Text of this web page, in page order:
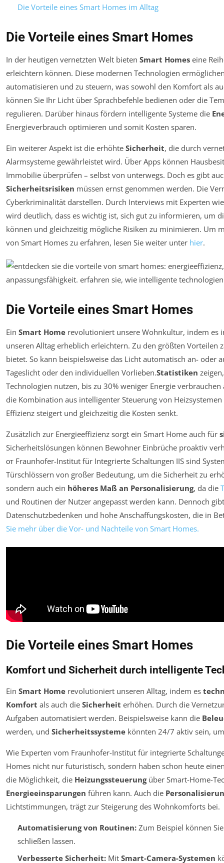
Die Vorteile eines Smart Homes im Alltag
Die Vorteile eines Smart Homes
In der heutigen vernetzten Welt bieten Smart Homes eine
erleichtern können. Diese modernen Technologien
automatisieren und zu steuern, was sowohl den Komfort als
können Sie Ihr Licht über Sprachbefehle bedienen oder die
regulieren. Darüber hinaus fördern intelligente Systeme die
Energieverbrauch optimieren und somit Kosten sparen.
Ein weiterer Aspekt ist die erhöhte Sicherheit, die durch
Alarmsysteme gewährleistet wird. Über Apps können
Immobilie überprüfen – selbst von unterwegs. Doch es gibt
Sicherheitsrisiken müssen ernst genommen werden. Die
Cyberkriminalität darstellen. Durch Interviews mit Experten
wird deutlich, dass es wichtig ist, sich gut zu informieren, um
können und gleichzeitig mögliche Risiken zu minimieren. Um
von Smart Homes zu erfahren, lesen Sie weiter unter hier.
Die Vorteile eines Smart Homes
Ein Smart Home revolutioniert unsere Wohnkultur, indem es
unseren Alltag erheblich erleichtern. Zu den größten Vorteilen
bietet. So kann beispielsweise das Licht automatisch an- oder
Tageslicht oder den individuellen Vorlieben.Statistiken
Technologien nutzen, bis zu 30% weniger Energie
die Kombination aus intelligenter Steuerung von
Effizienz steigert und gleichzeitig die Kosten senkt.
Zusätzlich zur Energieeffizienz sorgt ein Smart Home auch für
Sicherheitslösungen können Bewohner Einbrüche proaktiv
от Fraunhofer-Institut für Integrierte Schaltungen IIS sind
Türschlössern von großer Bedeutung, um die Sicherheit zu
sondern auch ein höheres Maß an Personalisierung, da die
und Routinen der Nutzer angepasst werden kann. Dennoch
Datenschutzbedenken und hohe Anschaffungskosten, die in
Sie mehr über die Vor- und Nachteile von Smart Homes.
Die Vorteile eines Smart Homes
Komfort und Sicherheit durch intelligente
Ein Smart Home revolutioniert unseren Alltag, indem es
Komfort als auch die Sicherheit erhöhen. Durch die
Aufgaben automatisiert werden. Beispielsweise kann die
werden, und Sicherheitssysteme könnten 24/7 aktiv sein,
Wie Experten vom Fraunhofer-Institut für integrierte
Homes nicht nur futuristisch, sondern haben schon heute
die Möglichkeit, die Heizungssteuerungüber Smart-Home-
Energieeinsparungen führen kann. Auch die
Lichtstimmungen, trägt zur Steigerung des Wohnkomforts bei.
Automatisierung von Routinen:Zum Beispiel können
schließen lassen.
Verbesserte Sicherheit:Mit Smart-Camera-Systemen